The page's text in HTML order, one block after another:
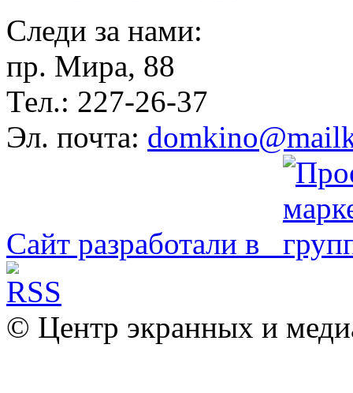
Следи за нами:
пр. Мира, 88
Тел.: 227-26-37
Эл. почта:
Сайт разработали в
© Центр экранных и